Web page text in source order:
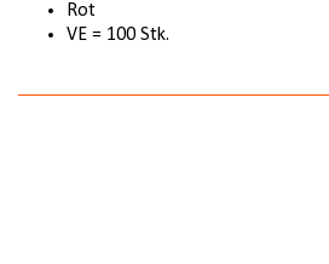
Rot
VE = 100 Stk.